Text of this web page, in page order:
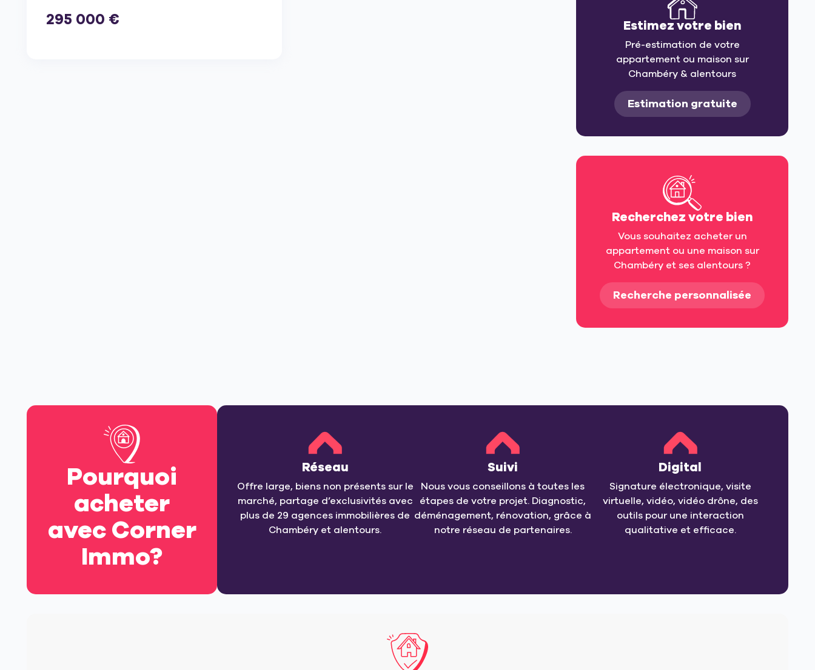
295 000 € Estimez votre bien
Pré-estimation de votre
appartement ou maison sur
Chambéry & alentours
Estimation gratuite
Recherchez votre bien
Vous souhaitez acheter un
appartement ou une maison sur
Chambéry et ses alentours ?
Recherche personnalisée
Pourquoi
acheter
avec Corner
Immo?
Réseau
Offre large, biens non présents sur le
marché, partage d’exclusivités avec
plus de 29 agences immobilières de
Chambéry et alentours.
Suivi
Nous vous conseillons à toutes les
étapes de votre projet. Diagnostic,
déménagement, rénovation, grâce à
notre réseau de partenaires.
Digital
Signature électronique, visite
virtuelle, vidéo, vidéo drône, des
outils pour une interaction
qualitative et efficace.